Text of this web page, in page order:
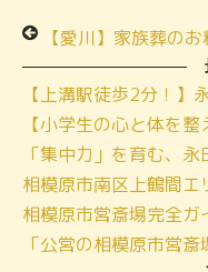
【愛川】家族葬のお料理試食会ご参加ありがとうござ
【上溝駅徒歩2分！】
【小学生の心と体を
「集中力」を育む、
相模原市南区上鶴間
相模原市営斎場完全ガ
「公営の相模原市営